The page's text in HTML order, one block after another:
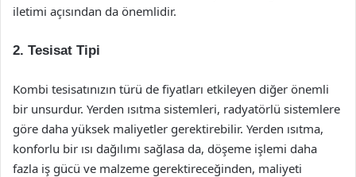
iletimi açısından da önemlidir.
2. Tesisat Tipi
Kombi tesisatınızın türü de fiyatları etkileyen diğer önemli
bir unsurdur. Yerden ısıtma sistemleri, radyatörlü sistemlere
göre daha yüksek maliyetler gerektirebilir. Yerden ısıtma,
konforlu bir ısı dağılımı sağlasa da, döşeme işlemi daha
fazla iş gücü ve malzeme gerektireceğinden, maliyeti